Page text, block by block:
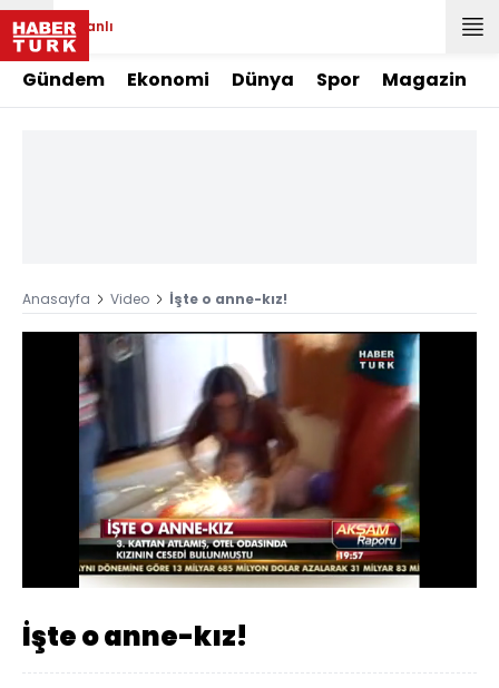
Canlı
Gündem Ekonomi Dünya Spor Magazin
Anasayfa Video İşte o anne-kız!
Sesi
Aç
Yüklendi:
46.08%
Oynatma
Hızı
İşte o anne-kız!